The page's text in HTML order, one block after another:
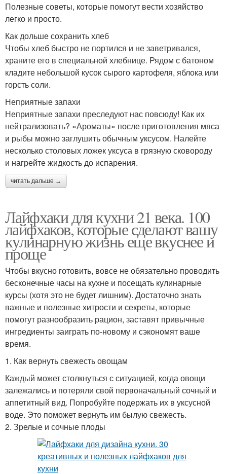
Полезные советы, которые помогут вести хозяйство
легко и просто.
Как дольше сохранить хлеб
Чтобы хлеб быстро не портился и не заветривался,
храните его в специальной хлебнице. Рядом с батоном
кладите небольшой кусок сырого картофеля, яблока или
горсть соли.
Неприятные запахи
Неприятные запахи преследуют нас повсюду! Как их
нейтрализовать? «Ароматы» после приготовления мяса
и рыбы можно заглушить обычным уксусом. Налейте
несколько столовых ложек уксуса в грязную сковороду
и нагрейте жидкость до испарения.
читать дальше →
Лайфхаки для кухни 21 века. 100
лайфхаков, которые сделают вашу
кулинарную жизнь еще вкуснее и
проще
Чтобы вкусно готовить, вовсе не обязательно проводить
бесконечные часы на кухне и посещать кулинарные
курсы (хотя это не будет лишним). Достаточно знать
важные и полезные хитрости и секреты, которые
помогут разнообразить рацион, заставят привычные
ингредиенты заиграть по-новому и сэкономят ваше
время.
1. Как вернуть свежесть овощам
Каждый может столкнуться с ситуацией, когда овощи
залежались и потеряли свой первоначальный сочный и
аппетитный вид. Попробуйте подержать их в уксусной
воде. Это поможет вернуть им былую свежесть.
2. Зрелые и сочные плоды